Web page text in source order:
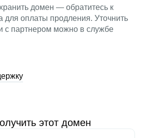
домен — обратитесь к
для оплаты продления. Уточнить
с партнером можно в службе
этот домен